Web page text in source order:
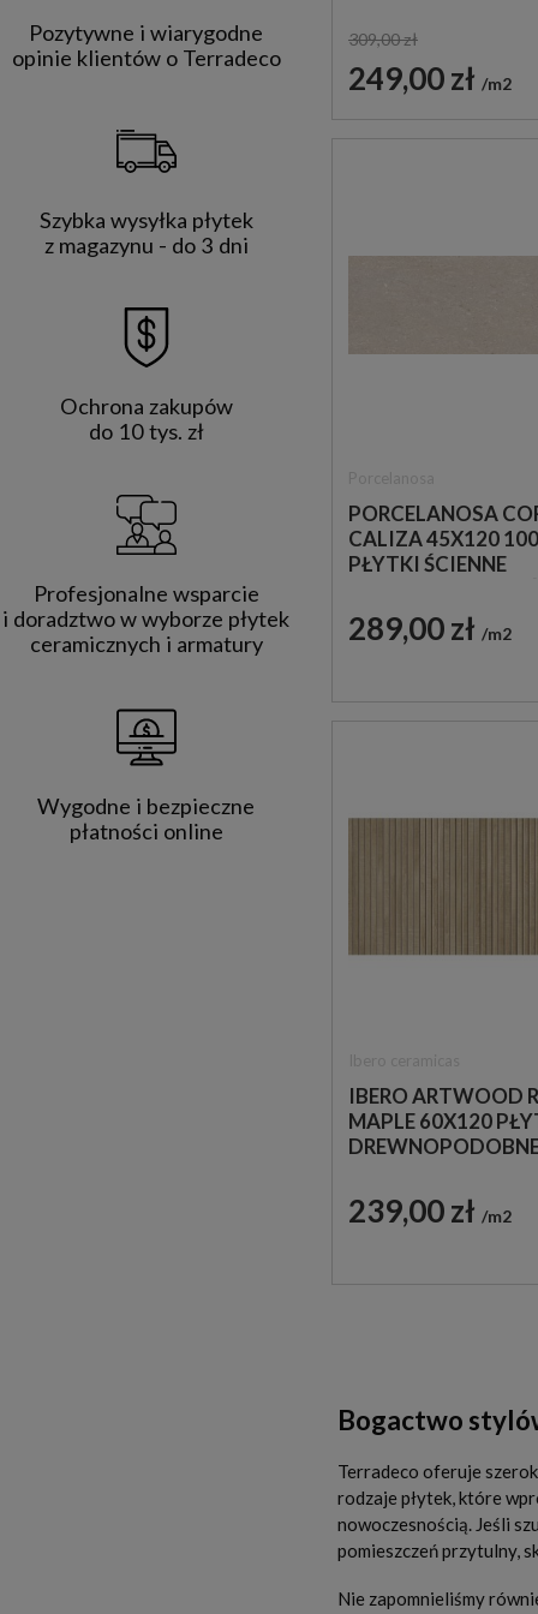
Pozytywne i wiarygodne
opinie klientów o Terradeco
Szybka wysyłka płytek
z magazynu - do 3 dni
Ochrona zakupów
do 10 tys. zł
Profesjonalne wsparcie
i doradztwo w wyborze płytek
ceramicznych i armatury
Wygodne i bezpieczne
płatności online
KAMIEŃ
309,00 zł
249,00 zł m2
PORCELANOSA
CALIZA 45X120
PŁYTKI ŚCIENNE
289,00 zł m2
IBERO ARTWOOD
MAPLE 60X120
239,00 zł m2
Bogactwo
Terradeco oferuje
rodzaje płytek, które
nowoczesnością. Jeśli
pomieszczeń przytulny,
Nie zapomnieliśmy